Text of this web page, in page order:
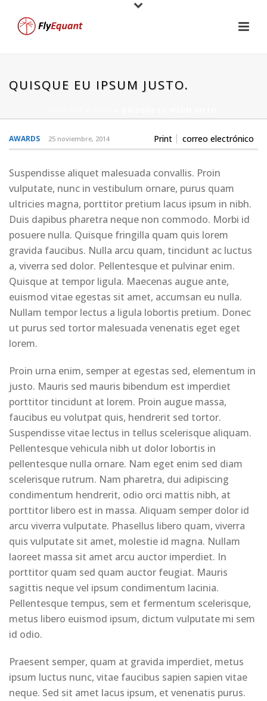
QUISQUE EU IPSUM JUSTO.
Print correo electrónico
AWARDS 25 noviembre, 2014
Suspendisse aliquet malesuada convallis. Proin
vulputate, nunc in vestibulum ornare, purus quam
ultricies magna, porttitor pretium lacus ipsum in nibh.
Duis dapibus pharetra neque non commodo. Morbi id
posuere nulla. Quisque fringilla quam quis lorem
gravida faucibus. Nulla arcu quam, tincidunt ac luctus
a, viverra sed dolor. Pellentesque et pulvinar enim.
Quisque at tempor ligula. Maecenas augue ante,
euismod vitae egestas sit amet, accumsan eu nulla.
Nullam tempor lectus a ligula lobortis pretium. Donec
ut purus sed tortor malesuada venenatis eget eget
lorem.
Proin urna enim, semper at egestas sed, elementum in
justo. Mauris sed mauris bibendum est imperdiet
porttitor tincidunt at lorem. Proin augue massa,
faucibus eu volutpat quis, hendrerit sed tortor.
Suspendisse vitae lectus in tellus scelerisque aliquam.
Pellentesque vehicula nibh ut dolor lobortis in
pellentesque nulla ornare. Nam eget enim sed diam
scelerisque rutrum. Nam pharetra, dui adipiscing
condimentum hendrerit, odio orci mattis nibh, at
porttitor libero est in massa. Aliquam semper dolor id
arcu viverra vulputate. Phasellus libero quam, viverra
quis vulputate sit amet, molestie id magna. Nullam
laoreet massa sit amet arcu auctor imperdiet. In
porttitor quam sed quam auctor feugiat. Mauris
sagittis neque vel ipsum condimentum lacinia.
Pellentesque tempus, sem et fermentum scelerisque,
metus libero euismod ipsum, dictum vulputate mi sem
id odio.
Praesent semper, quam at gravida imperdiet, metus
ipsum luctus nunc, vitae faucibus sapien sapien vitae
neque. Sed sit amet lacus ipsum, et venenatis purus.